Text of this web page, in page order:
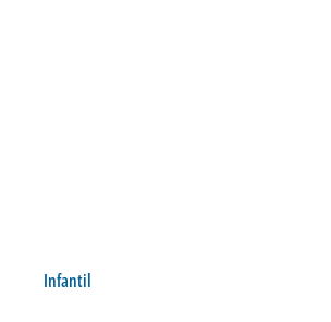
Infantil